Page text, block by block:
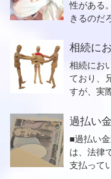
性がある
きるのだ
相続に
相続にお
ており、
すが、実
過払い
■過払い
は、法律
支払って